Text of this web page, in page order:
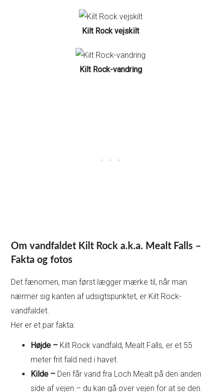
Kilt Rock vejskilt
Kilt Rock-vandring
Om vandfaldet Kilt Rock a.k.a. Mealt Falls –
Fakta og fotos
Det fænomen, man først lægger mærke til, når man
nærmer sig kanten af udsigtspunktet, er Kilt Rock-
vandfaldet.
Her er et par fakta:
Højde – Kilt Rock vandfald, Mealt Falls, er et 55
meter frit fald ned i havet.
Kilde – Den får vand fra Loch Mealt på den anden
side af vejen – du kan gå over vejen for at se den.